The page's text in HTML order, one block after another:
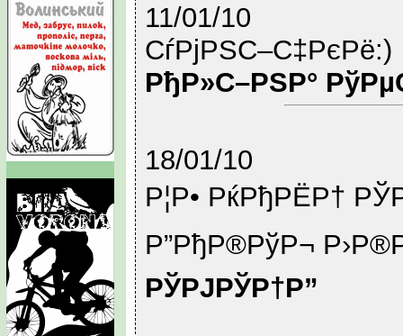
11/01/10
СѓРјРЅС–С‡РєРё:)
РђР»С–РЅР°
18/01/10
Р¦Р• РќРђРЁР†
Р”РђР®РўР¬
РЎРЈРЎР†Р”